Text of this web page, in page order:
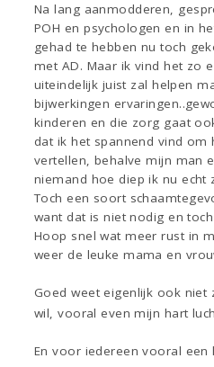
Na lang aanmodderen,
POH en psychologen en in
gehad te hebben nu toch
met AD. Maar ik vind het zo
uiteindelijk juist zal helpen
bijwerkingen
kinderen en die zorg gaat
dat ik het spannend vind om
vertellen, behalve mijn man
niemand hoe diep ik nu echt
Toch een soort
want dat is niet nodig en
Hoop snel wat meer rust in
weer de leuke mama en
Goed weet eigenlijk ook niet
wil, vooral even mijn hart
En voor iedereen vooral een